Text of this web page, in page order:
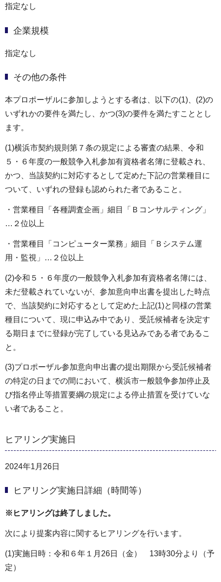
指定なし
企業規模
指定なし
その他の条件
本プロポーザルに参加しようとする者は、以下の(1)、(2)の
いずれかの要件を満たし、かつ(3)の要件を満たすこととし
ます。
(1)横浜市契約規則第７条の規定による審査の結果、令和
５・６年度の一般競争入札参加有資格者名簿に登載され、
かつ、当該契約に対応するとして定めた下記の営業種目に
ついて、いずれの登録も認められた者であること。
・営業種目「各種調査企画」細目「Ｂコンサルティング」
…２位以上
・営業種目「コンピューター業務」細目「Ｂシステム運
用・監視」…２位以上
(2)令和５・６年度の一般競争入札参加有資格者名簿には、
未だ登載されていないが、参加意向申出書を提出した時点
で、当該契約に対応するとして定めた上記(1)と同様の営業
種目について、現に申込み中であり、受託候補者を決定す
る期日までに登録が完了している見込みである者であるこ
と。
(3)プロポーザル参加意向申出書の提出期限から受託候補者
の特定の日までの間において、横浜市一般競争参加停止及
び指名停止等措置要綱の規定による停止措置を受けていな
い者であること。
ヒアリング実施日
2024年1月26日
ヒアリング実施日詳細（時間等）
※ヒアリングは終了しました。
次により提案内容に関するヒアリングを行います。
(1)実施日時：令和６年１月26日（金） 13時30分より（予
定）